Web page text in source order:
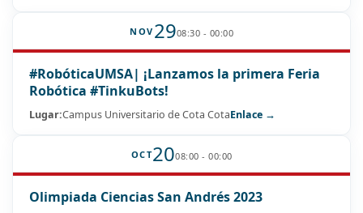
NOV 2908:30 - 00:00
#RobóticaUMSA| ¡Lanzamos la primera Feria
Robótica #TinkuBots!
Lugar:Campus Universitario de Cota CotaEnlace →
OCT2008:00 - 00:00
Olimpiada Ciencias San Andrés 2023